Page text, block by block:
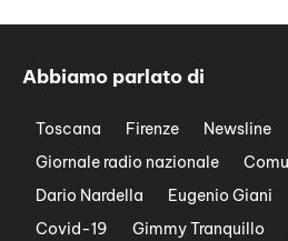
Abbiamo parlato di
Toscana Firenze Newsline
Giornale radio nazionale
Dario Nardella
Eugenio Giani
Covid-19
Gimmy Tranquillo